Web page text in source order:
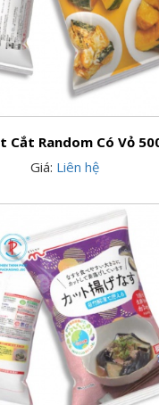
Cắt Random Có Vỏ
Giá: Liên hệ